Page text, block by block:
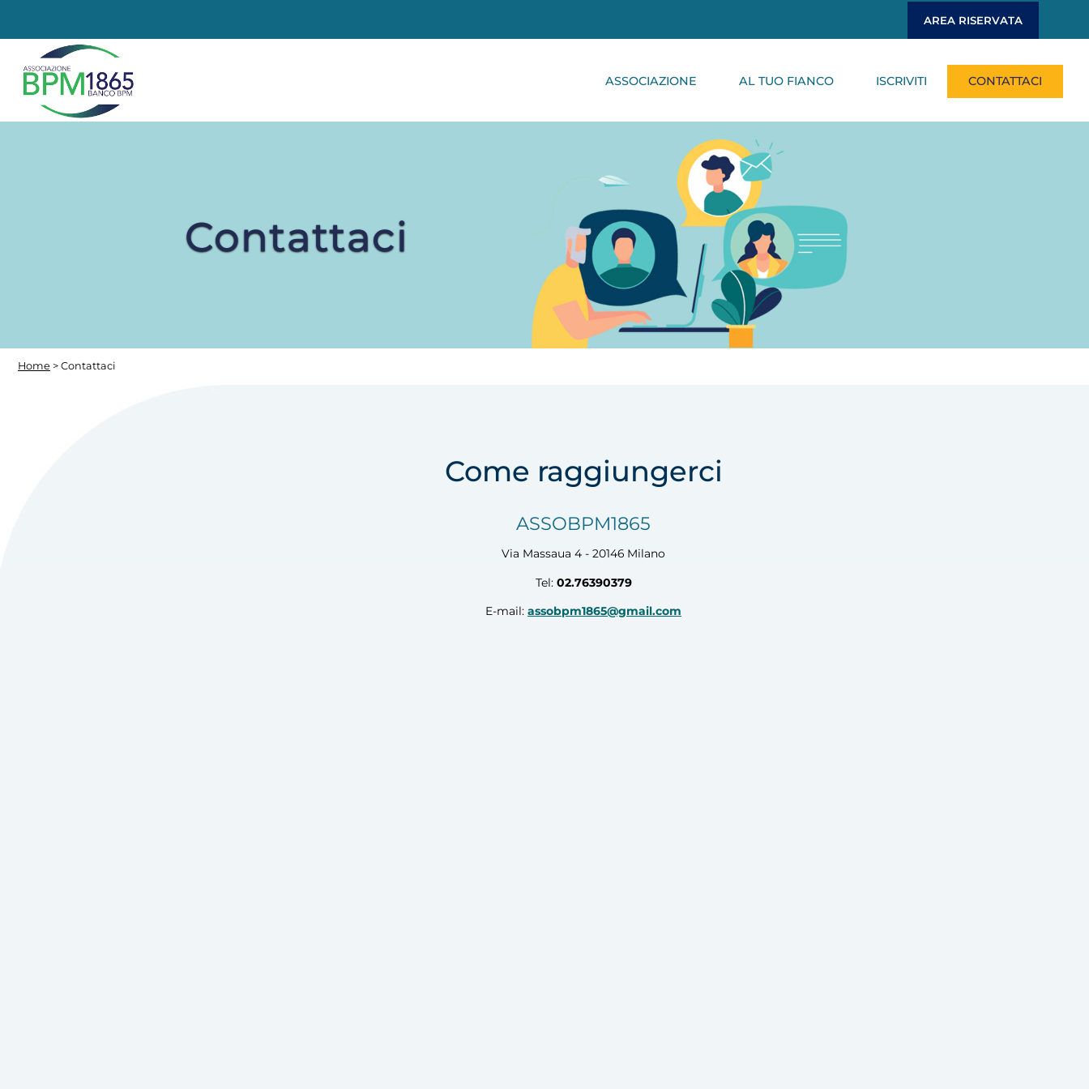
AREA RISERVATA
ASSOCIAZIONE AL TUO FIANCO ISCRIVITI CONTATTACI
Contattaci
Home > Contattaci
Come raggiungerci
ASSOBPM1865
Via Massaua 4 - 20146 Milano
Tel: 02.76390379
E-mail: assobpm1865@gmail.com